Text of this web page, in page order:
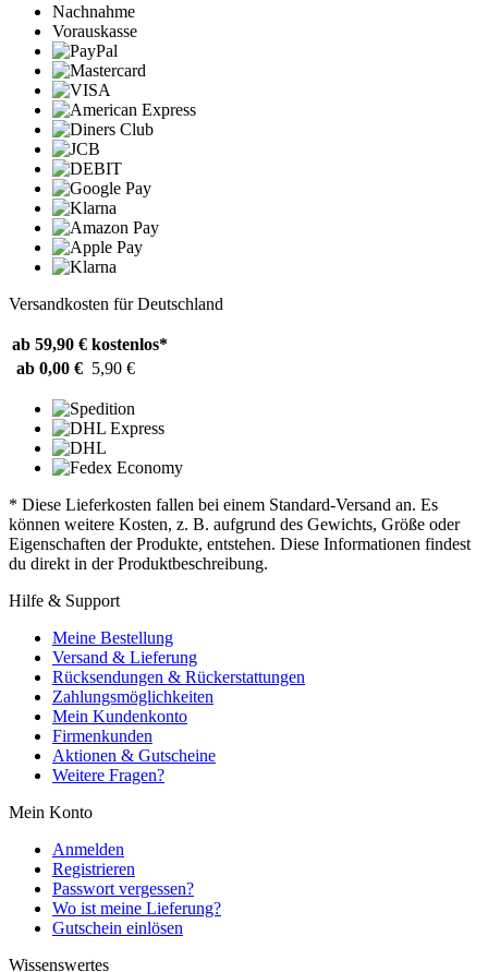
Nachnahme
Vorauskasse
Versandkosten für Deutschland
ab 59,90 € kostenlos*
ab 0,00 € 5,90 €
* Diese Lieferkosten fallen bei einem Standard-Versand an. Es
können weitere Kosten, z. B. aufgrund des Gewichts, Größe oder
Eigenschaften der Produkte, entstehen. Diese Informationen findest
du direkt in der Produktbeschreibung.
Hilfe & Support
Meine Bestellung
Versand & Lieferung
Rücksendungen & Rückerstattungen
Zahlungsmöglichkeiten
Mein Kundenkonto
Firmenkunden
Aktionen & Gutscheine
Weitere Fragen?
Mein Konto
Anmelden
Registrieren
Passwort vergessen?
Wo ist meine Lieferung?
Gutschein einlösen
Wissenswertes